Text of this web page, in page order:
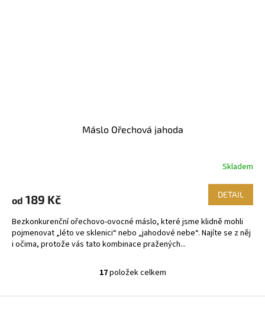
Máslo Ořechová jahoda
Skladem
od 189 Kč DETAIL
Bezkonkurenční ořechovo-ovocné máslo, které jsme klidně mohli
pojmenovat „léto ve sklenici“ nebo „jahodové nebe“. Najíte se z něj
i očima, protože vás tato kombinace pražených...
O
l
17položek celkem